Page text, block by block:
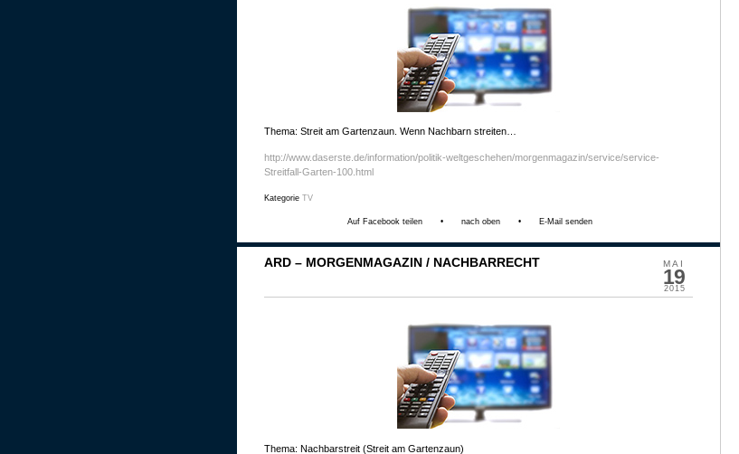
Thema: Streit am Gartenzaun. Wenn Nachbarn streiten…
http://www.daserste.de/information/politik-weltgeschehen/morgenmagazin/service/service-
Streitfall-Garten-100.html
Kategorie TV
Auf Facebook teilen • nach oben • E-Mail senden
MAI
19
2015
ARD – MORGENMAGAZIN / NACHBARRECHT
Thema: Nachbarstreit (Streit am Gartenzaun)